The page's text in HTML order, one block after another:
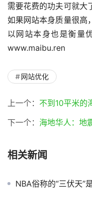
需要花费的功夫可就大
如果网站本身质量很高
以网站本身也是衡量
www.maibu.ren
网站优化
上一个： 不到10平米的
下一个： 海地华人：地
相关新闻
NBA俗称的“三伏天”